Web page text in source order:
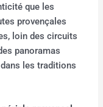
que les
provençales
loin des circuits
panoramas
les traditions